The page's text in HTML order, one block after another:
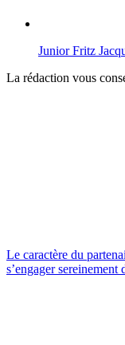
Junior Fritz
La rédaction vous
Le caractère du
s’engager